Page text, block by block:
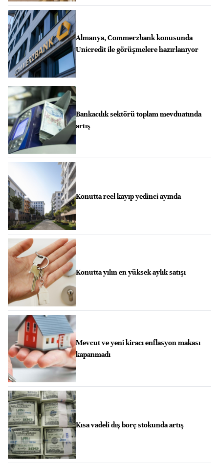
Almanya, Commerzbank konusunda
Unicredit ile görüşmelere hazırlanıyor
Bankacılık sektörü toplam mevduatında
artış
Konutta reel kayıp yedinci ayında
Konutta yılın en yüksek aylık satışı
Mevcut ve yeni kiracı enflasyon makası
kapanmadı
Kısa vadeli dış borç stokunda artış